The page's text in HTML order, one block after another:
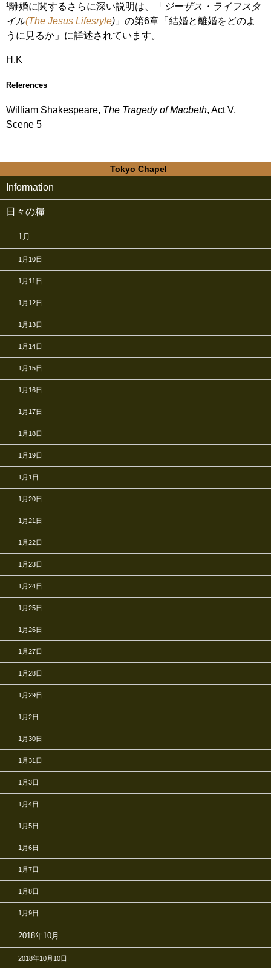
¹離婚に関するさらに深い説明は、「 ジーザス・ライフスタ
イル(The Jesus Lifesryle) 」の第6章「結婚と離婚をどのよ
うに見るか」に詳述されています。
H.K
References
William Shakespeare, The Tragedy of Macbeth, Act V,
Scene 5
Tokyo Chapel
Information
日々の糧
1月
1月10日
1月11日
1月12日
1月13日
1月14日
1月15日
1月16日
1月17日
1月18日
1月19日
1月1日
1月20日
1月21日
1月22日
1月23日
1月24日
1月25日
1月26日
1月27日
1月28日
1月29日
1月2日
1月30日
1月31日
1月3日
1月4日
1月5日
1月6日
1月7日
1月8日
1月9日
2018年10月
2018年10月10日